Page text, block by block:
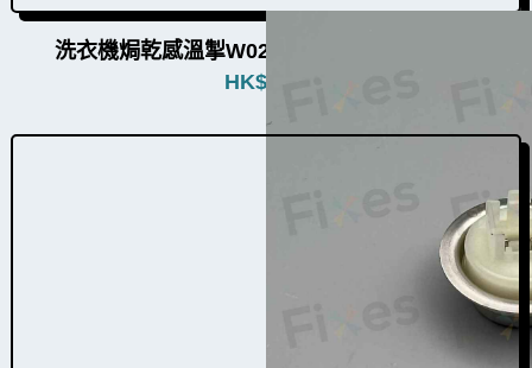
洗衣機焗乾感溫掣W022002（7個品牌通用）
HK$